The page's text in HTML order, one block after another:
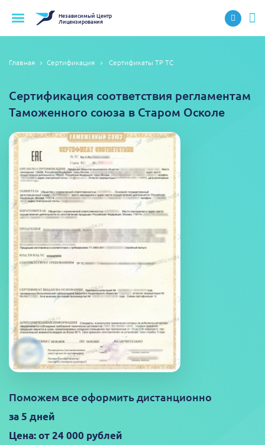
НезависимыйЦентр
Лицензирования
Главная Сертификация Сертификаты ТР ТС
Сертификация соответствия регламентам
Таможенного союза в Старом Осколе
Поможем все оформить дистанционно
за 5 дней
Цена: от 24 000 рублей